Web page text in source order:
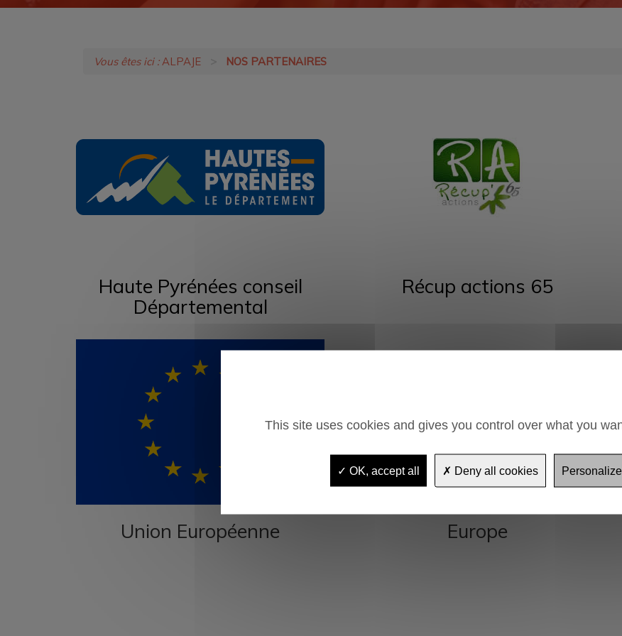
Vous êtes ici : ALPAJE NOS PARTENAIRES
Haute Pyrénées conseil
Départemental
Récup actions 65
Union Européenne Europe
This site uses cookies and gives you control over what you
OK, accept all Deny all cookies Personalize